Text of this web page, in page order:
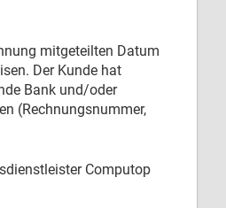
mitgeteilten Datum
Der Kunde hat
Bank und/oder
(Rechnungsnummer,
Computop